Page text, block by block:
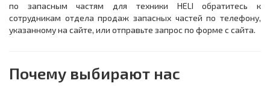
по запасным частям для техники HELI обратитесь к
сотрудникам отдела продаж запасных частей по телефону,
указанному на сайте, или отправьте запрос по форме с сайта.
Почему выбирают нас